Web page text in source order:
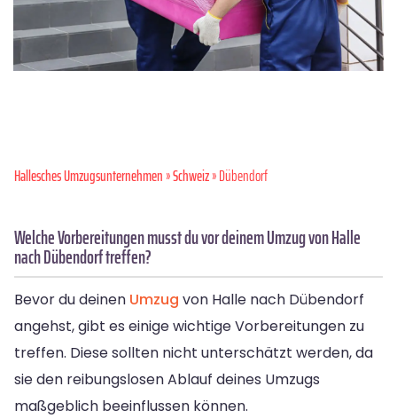
Hallesches Umzugsunternehmen»Schweiz» Dübendorf
Welche Vorbereitungen musst du vor deinem Umzug von Halle
nach Dübendorf treffen?
Bevor du deinen Umzug von Halle nach Dübendorf
angehst, gibt es einige wichtige Vorbereitungen zu
treffen. Diese sollten nicht unterschätzt werden, da
sie den reibungslosen Ablauf deines Umzugs
maßgeblich beeinflussen können.